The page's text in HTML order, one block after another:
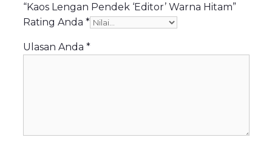
“Kaos Lengan Pendek ‘Editor’ Warna Hitam”
Rating Anda *
Ulasan Anda *